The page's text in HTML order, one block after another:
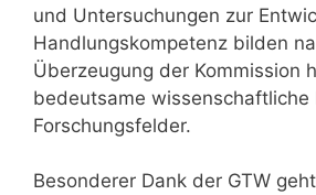
und Untersuchungen zur
Handlungskompetenz bilden
Überzeugung der Kommission
bedeutsame wissenschaftliche
Forschungsfelder.
Besonderer Dank der GTW